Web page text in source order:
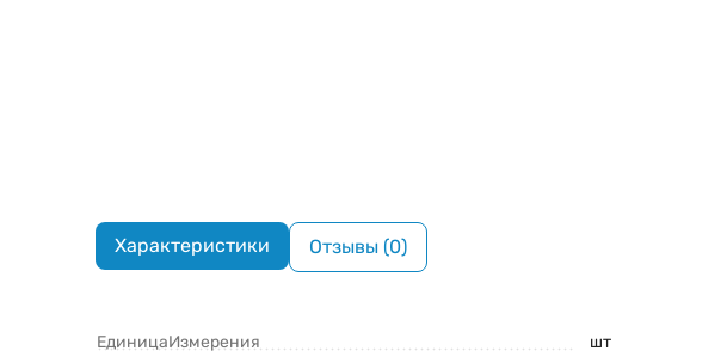
Характеристики Отзывы (0)
ЕдиницаИзмерения шт